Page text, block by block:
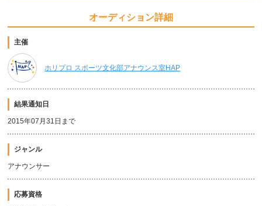
オーディション詳細
主催
ホリプロ スポーツ文化部アナウンス室HAP
結果通知日
2015年07月31日まで
ジャンル
アナウンサー
応募資格